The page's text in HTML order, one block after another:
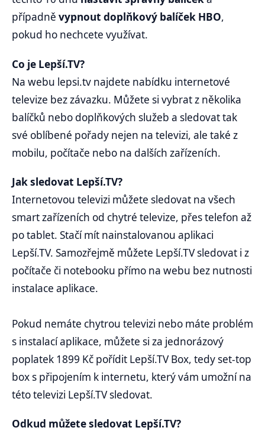
případně vypnout doplňkový balíček HBO,
pokud ho nechcete využívat.
Co je Lepší.TV?
Na webu lepsi.tv najdete nabídku internetové
televize bez závazku. Můžete si vybrat z několika
balíčků nebo doplňkových služeb a sledovat tak
své oblíbené pořady nejen na televizi, ale také z
mobilu, počítače nebo na dalších zařízeních.
Jak sledovat Lepší.TV?
Internetovou televizi můžete sledovat na všech
smart zařízeních od chytré televize, přes telefon až
po tablet. Stačí mít nainstalovanou aplikaci
Lepší.TV. Samozřejmě můžete Lepší.TV sledovat i z
počítače či notebooku přímo na webu bez nutnosti
instalace aplikace.
Pokud nemáte chytrou televizi nebo máte problém
s instalací aplikace, můžete si za jednorázový
poplatek 1899 Kč pořídit Lepší.TV Box, tedy set-top
box s připojením k internetu, který vám umožní na
této televizi Lepší.TV sledovat.
Odkud můžete sledovat Lepší.TV?